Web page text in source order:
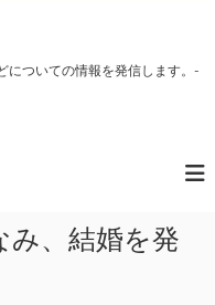
についての情報を発信します。-
み、結婚を発